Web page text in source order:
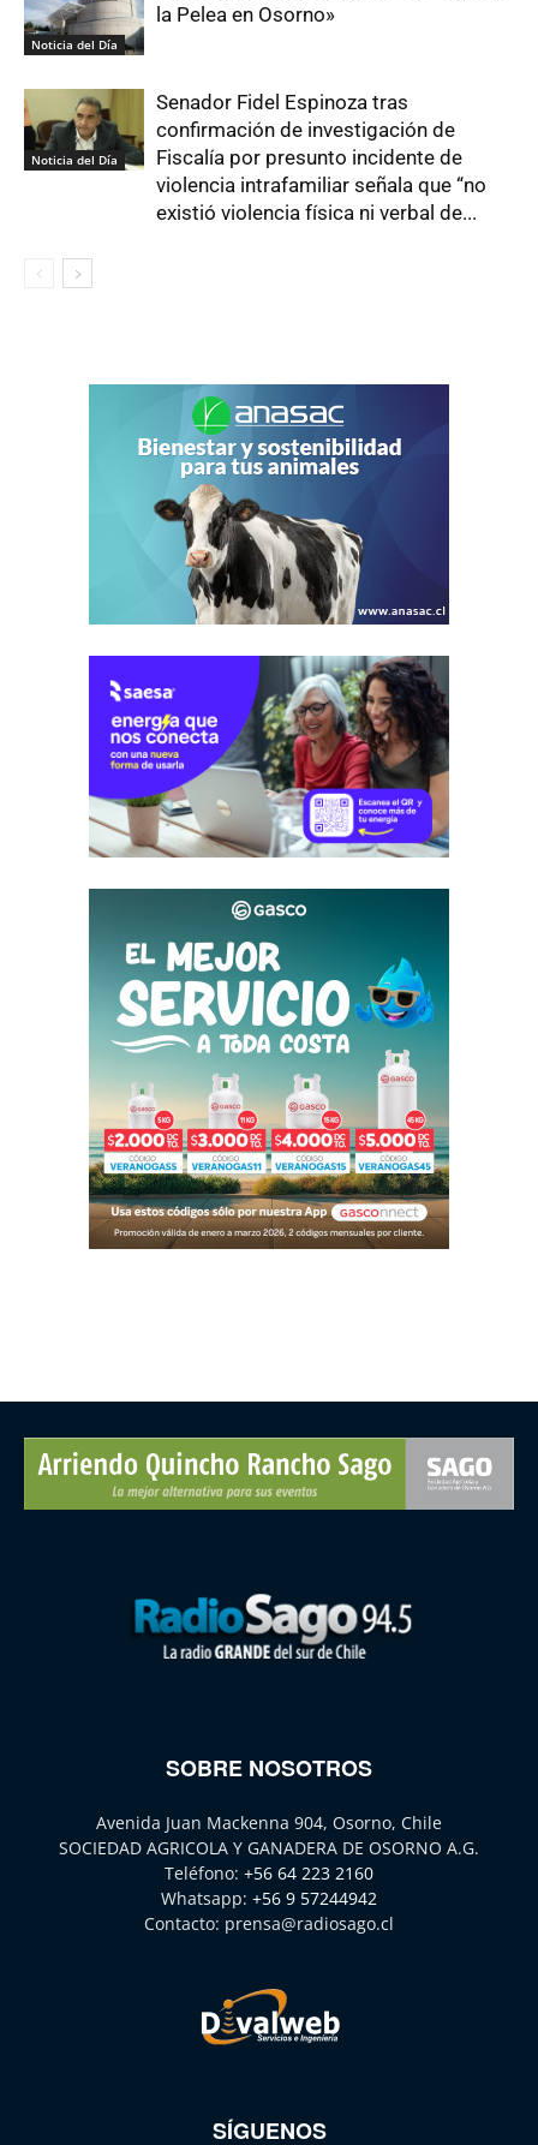
Noticia del Día
la Pelea en Osorno»
Noticia del Día
Senador Fidel Espinoza tras
confirmación de investigación de
Fiscalía por presunto incidente de
violencia intrafamiliar señala que “no
existió violencia física ni verbal de...
SOBRE NOSOTROS
Avenida Juan Mackenna 904, Osorno, Chile
SOCIEDAD AGRICOLA Y GANADERA DE OSORNO A.G.
Teléfono: +56 64 223 2160
Whatsapp: +56 9 57244942
Contacto: prensa@radiosago.cl
SÍGUENOS